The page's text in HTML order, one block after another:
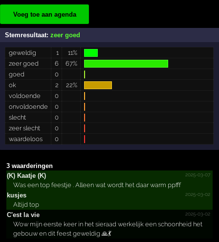
Voeg toe aan agenda
Stemresultaat:zeer goed
geweldig 1
11%
zeer goed
6
67%
goed
0
ok
2
22%
voldoende
0
onvoldoende
0
slecht
0
zeer slecht
0
waardeloos
0
3 waarderingen
(K) Kaatje (K)
2025-03-07
Was een top feestje . Alleen wat wordt het daar warm ppfff
kusjes
2025-03-02
Altijd top
C'est la vie
2025-03-02
Wow mijn eerste keer in het sieraad werkelijk een schoonheid het
gebouw en dit feest geweldig 🙏💃